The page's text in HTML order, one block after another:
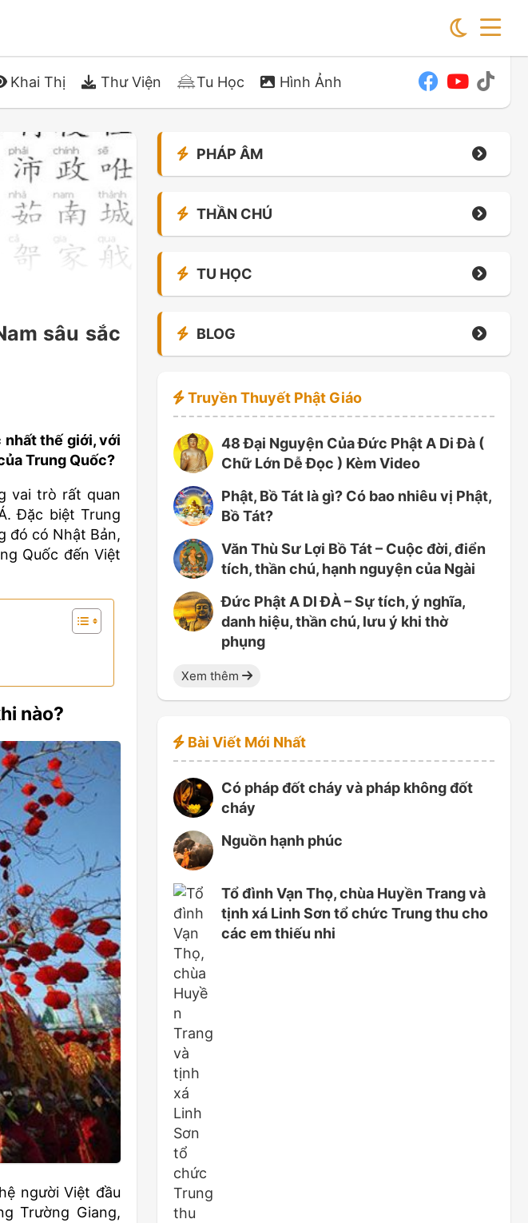
Khai Thị Thư Viện Tu Học Hình Ảnh
sâu sắc
nhất thế giới, với
Trung Quốc?
vai trò rất quan
Đặc biệt Trung
đó có Nhật Bản,
Quốc đến Việt
nào?
người Việt đầu
Trường Giang,
PHÁP ÂM
THẦN CHÚ
TU HỌC
BLOG
Truyền Thuyết Phật Giáo
48 Đại Nguyện Của Đức Phật A Di Đà (
Chữ Lớn Dễ Đọc ) Kèm Video
Phật, Bồ Tát là gì? Có bao nhiêu vị Phật,
Bồ Tát?
Văn Thù Sư Lợi Bồ Tát – Cuộc đời, điển
tích, thần chú, hạnh nguyện của Ngài
Đức Phật A DI ĐÀ – Sự tích, ý nghĩa,
danh hiệu, thần chú, lưu ý khi thờ
phụng
Xem thêm
Bài Viết Mới Nhất
Có pháp đốt cháy và pháp không đốt
cháy
Nguồn hạnh phúc
Tổ đình Vạn Thọ, chùa Huyền Trang và
tịnh xá Linh Sơn tổ chức Trung thu cho
các em thiếu nhi